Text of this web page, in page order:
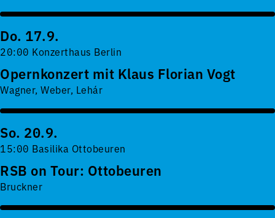
Do. 17.9.
20:00 Konzerthaus Berlin
Opernkonzert mit Klaus Florian Vogt
Wagner, Weber, Lehár
So. 20.9.
15:00 Basilika Ottobeuren
RSB on Tour: Ottobeuren
Bruckner